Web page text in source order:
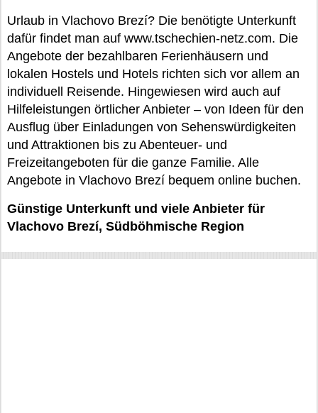
Urlaub in Vlachovo Brezí? Die benötigte Unterkunft
dafür findet man auf www.tschechien-netz.com. Die
Angebote der bezahlbaren Ferienhäusern und
lokalen Hostels und Hotels richten sich vor allem an
individuell Reisende. Hingewiesen wird auch auf
Hilfeleistungen örtlicher Anbieter – von Ideen für den
Ausflug über Einladungen von Sehenswürdigkeiten
und Attraktionen bis zu Abenteuer- und
Freizeitangeboten für die ganze Familie. Alle
Angebote in Vlachovo Brezí bequem online buchen.
Günstige Unterkunft und viele Anbieter für
Vlachovo Brezí, Südböhmische Region